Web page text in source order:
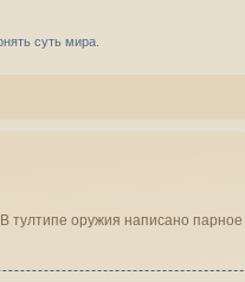
суть мира.
тултипе оружия написано